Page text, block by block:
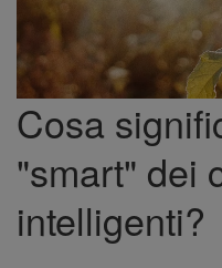
Cosa
"smart" dei
intelligenti?